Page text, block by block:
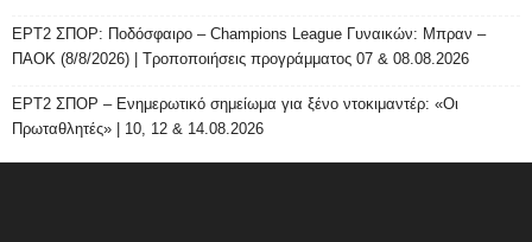
ΕΡΤ2 ΣΠΟΡ: Ποδόσφαιρο – Champions League Γυναικών: Μπραν –
ΠΑΟΚ (8/8/2026) | Τροποποιήσεις προγράμματος 07 & 08.08.2026
ΕΡΤ2 ΣΠΟΡ – Ενημερωτικό σημείωμα για ξένο ντοκιμαντέρ: «Οι
Πρωταθλητές» | 10, 12 & 14.08.2026